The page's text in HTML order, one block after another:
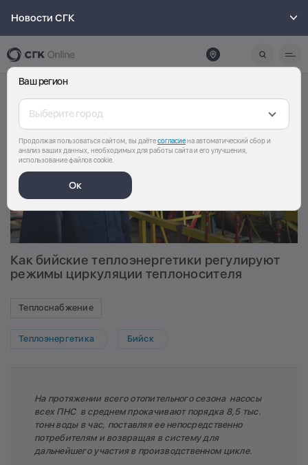
Новости СГК
Ваш регион
Выберите город
Продолжая пользоваться сайтом, вы даётесогласиена автоматический сбор и
анализ ваших данных, необходимых для работы сайта и его улучшения,
использование файлов cookie.
Ок
Как бийские теплоэнергетики регулируют
режимы циркуляции теплоносителя
Теплоснабжение
Теплоэнергетика Бийск
На протяжении всего отопительного сезона насосы
всех ПНС в среднем прокачивают порядка 8,5 тыс.
тонн воды в час, поставляя ее непосредственно
потребителям и возвращая в систему для
дальнейшего участия в производственном цикле.